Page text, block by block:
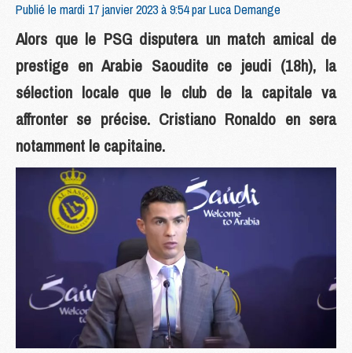
Publié le mardi 17 janvier 2023 à 9:54 parLuca Demange
Alors que le PSG disputera un match amical de
prestige en Arabie Saoudite ce jeudi (18h), la
sélection locale que le club de la capitale va
affronter se précise. Cristiano Ronaldo en sera
notamment le capitaine.